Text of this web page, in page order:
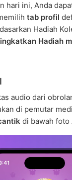
hari ini, Anda
tab profil
Hadiah
Hadiah
audio dari
di pemutar
di bawah foto